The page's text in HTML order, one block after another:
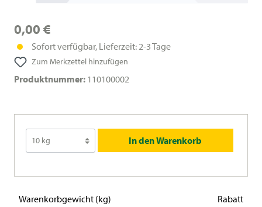
0,00 €
Sofort verfügbar, Lieferzeit: 2-3 Tage
Zum Merkzettel hinzufügen
Produktnummer: 110100002
In den Warenkorb
Warenkorbgewicht (kg)
Rabatt